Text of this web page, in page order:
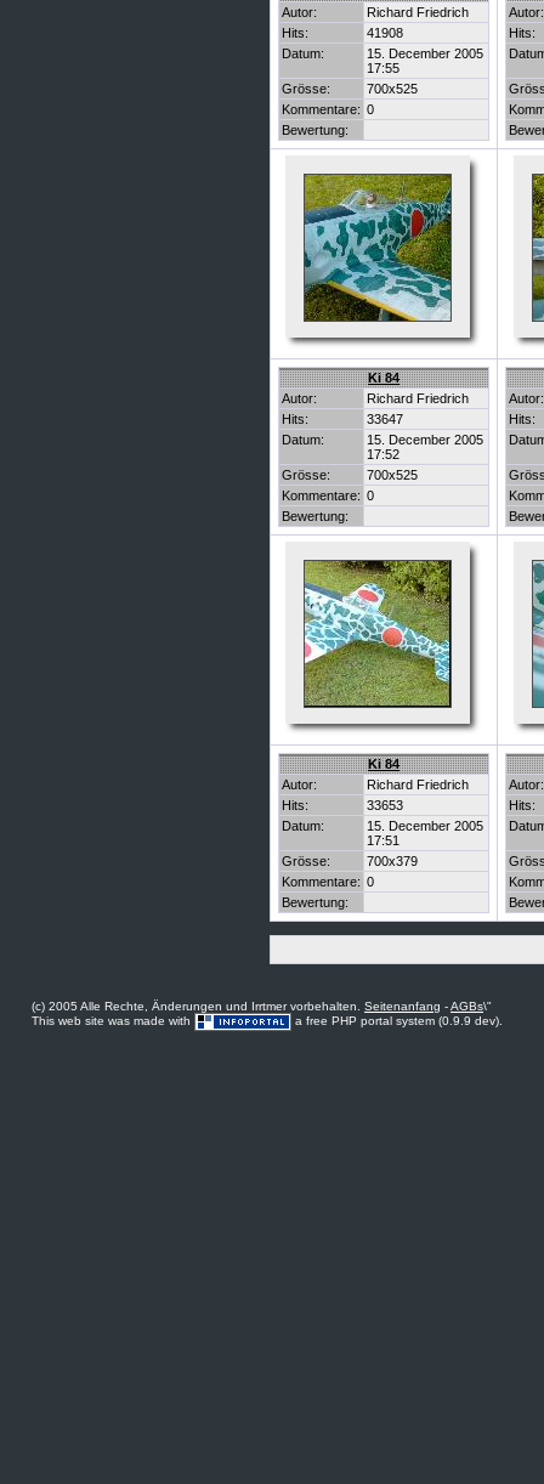
Autor:
Richard Friedrich
Hits:
41908
Datum:
15. December 2005
17:55
Grösse:
700x525
Kommentare: 0
Bewertung:
Autor:
Hits:
Ki 84
Autor:
Richard Friedrich
Hits:
33647
Datum:
15. December 2005
17:52
Grösse:
700x525
Kommentare: 0
Bewertung:
Autor:
Hits:
Ki 84
Autor:
Richard Friedrich
Hits:
33653
Datum:
15. December 2005
17:51
Grösse:
700x379
Kommentare: 0
Bewertung:
Autor:
Hits:
(c) 2005 Alle Rechte, Änderungen und Irrtmer vorbehalten. Seitenanfang -AGBs\"
This web site was made with
a free PHP portal system (0.9.9 dev).